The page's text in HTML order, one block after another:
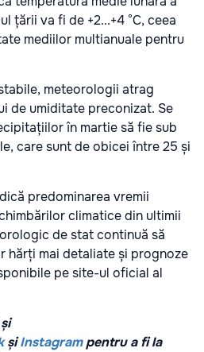
țării va fi de +2...+4 °C, ceea
mediilor multianuale pentru
meteorologii atrag
de umiditate preconizat. Se
în martie să fie sub
care sunt de obicei între 25 și
predominarea vremii
climatice din ultimii
de stat continuă să
hărți mai detaliate și prognoze
pe site-ul oficial al
șiInstagrampentru a fi la